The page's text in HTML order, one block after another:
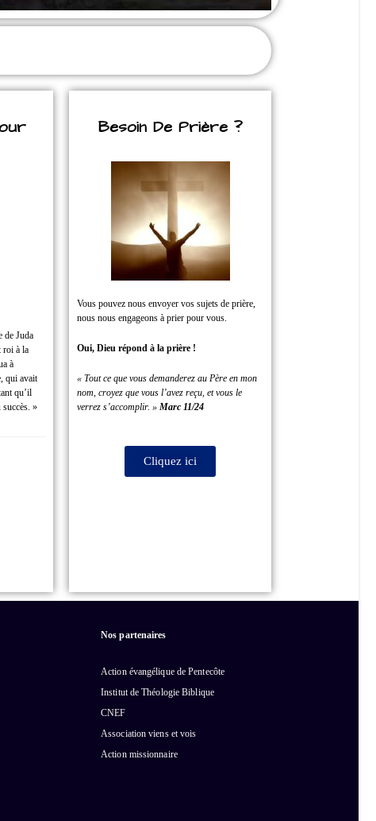
de Juda
roi à la
à
qui avait
qu’il
»
Besoin De Prière ?
Vous pouvez nous envoyer vos sujets de prière,
nous nous engageons à prier pour vous.
Oui, Dieu répond à la prière !
« Tout ce que vous demanderez au Père en mon
nom, croyez que vous l’avez reçu, et vous le
verrez s’accomplir. » Marc 11/24
Cliquez ici
Nos partenaires
Action évangélique de Pentecôte
Institut de Théologie Biblique
CNEF
Association viens et vois
Action missionnaire